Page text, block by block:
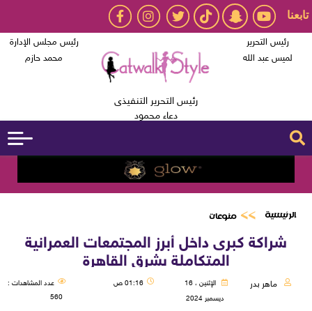
تابعنا
رئيس التحرير
لميس عبد الله
رئيس التحرير التنفيذى
دعاء محمود
رئيس مجلس الإدارة
محمد حازم
الرئيسية منوعات
شراكة كبرى داخل أبرز المجتمعات العمرانية
المتكاملة بشرق القاهرة
ماهر بدر
الإثنين ، 16
ديسمبر 2024
01:16 ص
عدد المشاهدات :
560